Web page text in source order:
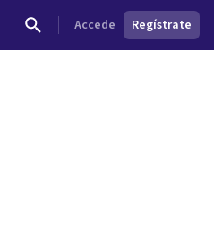
Accede Regístrate